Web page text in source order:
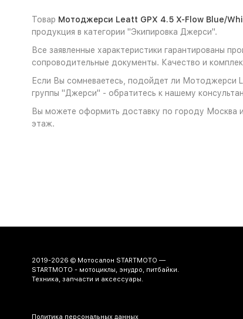
Товар Мотоджерси Leatt GPX 4.5 X-Flow Blue/
продукция в категории "Экипировка Джерси".
Все заявленные характеристики гарантированы
сопроводительные документы. Качество и
Если Вы сомневаетесь, подойдет ли Мотоджерси
группы "Джерси" - обратитесь к нашему
Вы можете оформить доставку по городу Москва
этаж.
2019-2026 © Мотосалон STARTMOTO —
STARTMOTO - мотоциклы, энудро, питбайки.
Техника, запчасти и аксессуары.
Политика персональных данных